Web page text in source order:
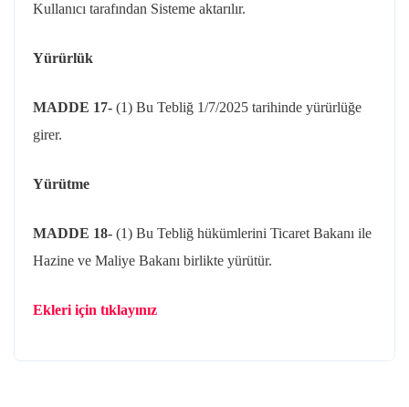
Kullanıcı tarafından Sisteme aktarılır.
Yürürlük
MADDE 17- (1) Bu Tebliğ 1/7/2025 tarihinde yürürlüğe
girer.
Yürütme
MADDE 18- (1) Bu Tebliğ hükümlerini Ticaret Bakanı ile
Hazine ve Maliye Bakanı birlikte yürütür.
Ekleri için tıklayınız